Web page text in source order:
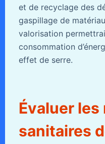
et de recyclage des
gaspillage de
valorisation
consommation
effet de serre.
Évaluer
sanitaires